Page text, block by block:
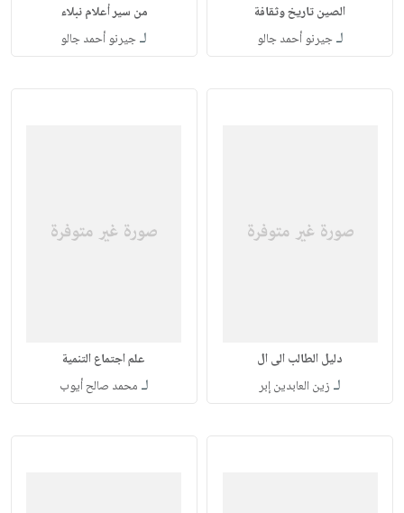
الصين تاريخ وثقافة
لـجيرنو أحمد جالو
من سير أعلام نبلاء
لـجيرنو أحمد جالو
دليل الطالب الى ال
لـ زين العابدين إبر
علم اجتماع التنمية
لـ محمد صالح أيوب